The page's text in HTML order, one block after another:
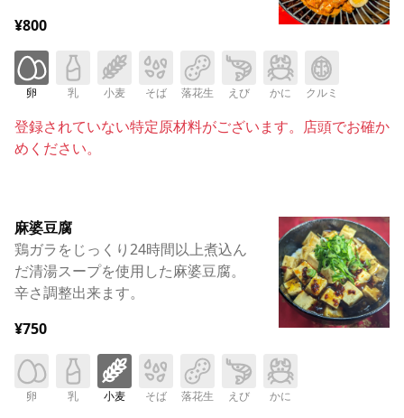
¥800
卵 乳 小麦 そば 落花生 えび かに クルミ
登録されていない特定原材料がございます。店頭でお確か
めください。
麻婆豆腐
鶏ガラをじっくり24時間以上煮込ん
だ清湯スープを使用した麻婆豆腐。
辛さ調整出来ます。
¥750
卵 乳 小麦 そば 落花生 えび かに